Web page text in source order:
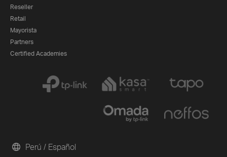
Reseller
Retail
Mayorista
Partners
Certified Academies
Perú / Español